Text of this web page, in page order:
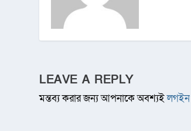
LEAVE A REPLY
মন্তব্য করার জন্য আপনাকে অবশ্যইলগইন